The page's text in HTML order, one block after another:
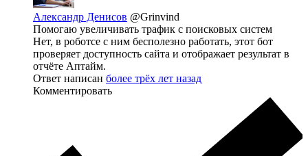
Александр Денисов @Grinvind
Помогаю увеличивать трафик с поисковых систем
Нет, в роботсе с ним бесполезно работать, этот бот
проверяет доступность сайта и отображает результат в
отчёте Аптайм.
Ответ написан более трёх лет назад
Комментировать